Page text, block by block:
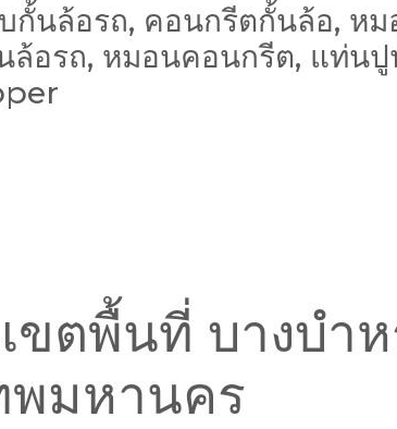
กั้นล้อรถ, คอนกรีตกั้นล้อ, ห
อรถ, หมอนคอนกรีต, แท่น
ขตพื้นที่ บางบำ
พมหานคร